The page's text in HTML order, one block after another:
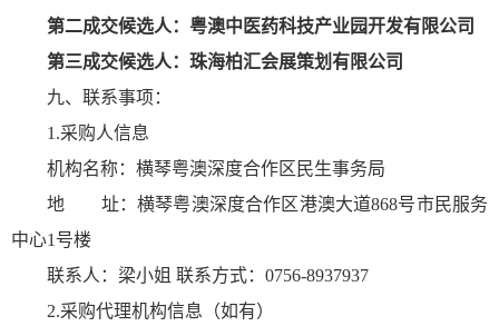
第二成交候选人： 粤澳中医药科技产业园开发有限公司
第三成交候选人：珠海柏汇会展策划有限公司
九、联系事项：
1.采购人信息
机构名称：横琴粤澳深度合作区民生事务局
地 址：横琴粤澳深度合作区港澳大道868号市民服务
中心1号楼
联系人：梁小姐 联系方式：0756-8937937
2.采购代理机构信息（如有）